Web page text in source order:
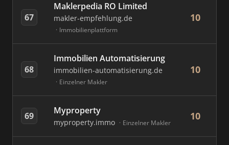
67
Maklerpedia RO Limited
makler-empfehlung.de
Immobilienplattform
10
68
Immobilien Automatisierung
immobilien-automatisierung.de
Einzelner Makler
10
69 Myproperty
myproperty.immo Einzelner Makler
10